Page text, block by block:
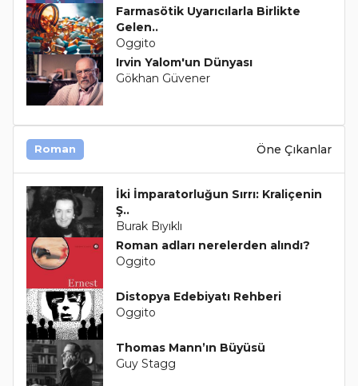
Farmasötik Uyarıcılarla Birlikte
Gelen..
Oggito
Irvin Yalom'un Dünyası
Gökhan Güvener
Roman Öne Çıkanlar
İki İmparatorluğun Sırrı: Kraliçenin
Ş..
Burak Bıyıklı
Roman adları nerelerden alındı?
Oggito
Distopya Edebiyatı Rehberi
Oggito
Thomas Mann’ın Büyüsü
Guy Stagg